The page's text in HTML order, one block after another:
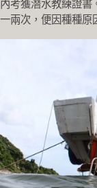
內考獲潛水教練證
一兩次，便因種種原